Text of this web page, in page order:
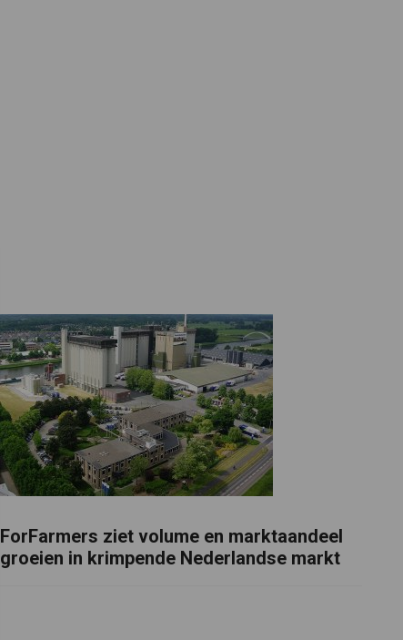
ForFarmers ziet volume en marktaandeel
groeien in krimpende Nederlandse markt